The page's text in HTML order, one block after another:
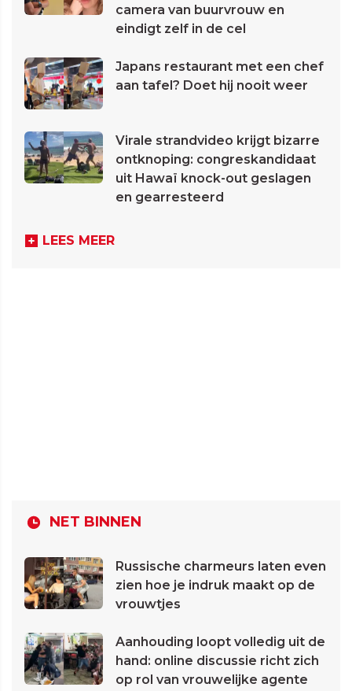
camera van buurvrouw en
eindigt zelf in de cel
Japans restaurant met een chef
aan tafel? Doet hij nooit weer
Virale strandvideo krijgt bizarre
ontknoping: congreskandidaat
uit Hawaï knock-out geslagen
en gearresteerd
LEES MEER
NET BINNEN
Russische charmeurs laten even
zien hoe je indruk maakt op de
vrouwtjes
Aanhouding loopt volledig uit de
hand: online discussie richt zich
op rol van vrouwelijke agente